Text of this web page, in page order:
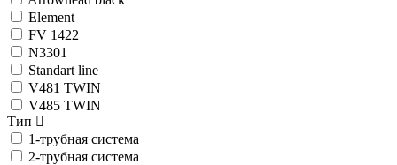
Element
FV 1422
N3301
Standart line
V481 TWIN
V485 TWIN
Тип
1-трубная система
2-трубная система